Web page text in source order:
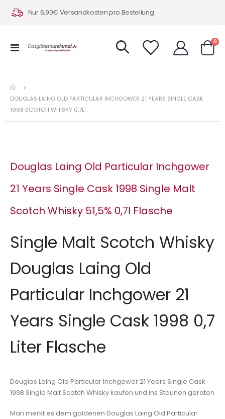
Nur 6,90€ Versandkosten pro Bestellung
Navigation
0
DOUGLAS LAING OLD PARTICULAR INCHGOWER 21 YEARS SINGLE CASK
1998 SCOTCH WHISKY 0,7L
Douglas Laing Old Particular Inchgower
21 Years Single Cask 1998 Single Malt
Scotch Whisky 51,5% 0,7l Flasche
Single Malt Scotch Whisky
Douglas Laing Old
Particular Inchgower 21
Years Single Cask 1998 0,7
Liter Flasche
Douglas Laing Old Particular Inchgower 21 Years Single Cask
1998 Single Malt Scotch Whisky kaufen und ins Staunen geraten
Man merkt es dem goldenen Douglas Laing Old Particular